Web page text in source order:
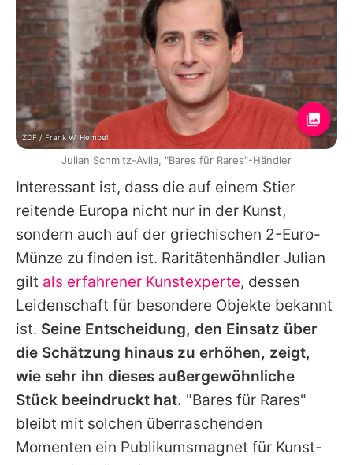
Interessant ist, dass die auf einem Stier
reitende Europa nicht nur in der Kunst,
sondern auch auf der griechischen 2-Euro-
Münze zu finden ist. Raritätenhändler Julian
gilt als erfahrener Kunstexperte, dessen
Leidenschaft für besondere Objekte bekannt
ist. Seine Entscheidung, den Einsatz über
die Schätzung hinaus zu erhöhen, zeigt,
wie sehr ihn dieses außergewöhnliche
Stück beeindruckt hat. "Bares für Rares"
bleibt mit solchen überraschenden
Momenten ein Publikumsmagnet für Kunst-
ZDF / Frank W. Hempel
Julian Schmitz-Avila, "Bares für Rares"-Händler